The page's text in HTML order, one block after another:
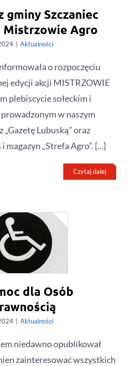
gminy Szczaniec
Mistrzowie Agro
Aktualności
o rozpoczęciu
edycji akcji MISTRZOWIE
plebiscycie sołeckim i
w naszym
Lubuską” oraz
„Strefa Agro”. [...]
Czytaj dalej
dla Osób
Aktualności
niedawno opublikował
zainteresować wszystkich